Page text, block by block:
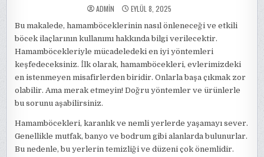
ADMIN EYLÜL 8, 2025
Bu makalede, hamamböceklerinin nasıl önleneceği ve etkili
böcek ilaçlarının kullanımı hakkında bilgi verilecektir.
Hamamböcekleriyle mücadeledeki en iyi yöntemleri
keşfedeceksiniz. İlk olarak, hamamböcekleri, evlerimizdeki
en istenmeyen misafirlerden biridir. Onlarla başa çıkmak zor
olabilir. Ama merak etmeyin! Doğru yöntemler ve ürünlerle
bu sorunu aşabilirsiniz.
Hamamböcekleri, karanlık ve nemli yerlerde yaşamayı sever.
Genellikle mutfak, banyo ve bodrum gibi alanlarda bulunurlar.
Bu nedenle, bu yerlerin temizliği ve düzeni çok önemlidir.